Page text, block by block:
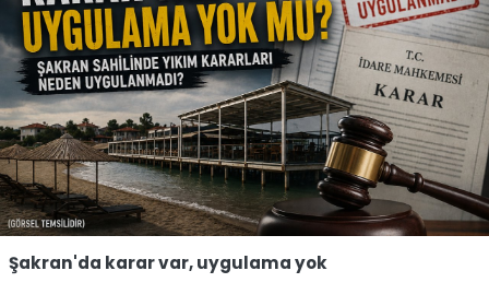
Şakran'da karar var, uygulama yok